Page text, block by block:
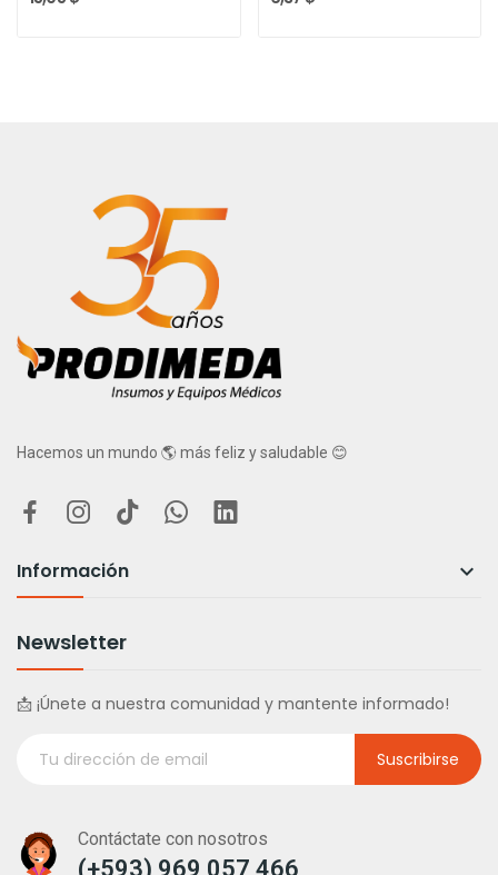
Hacemos un mundo 🌎 más feliz y saludable 😊
Información 
Newsletter
📩 ¡Únete a nuestra comunidad y mantente informado!
Suscribirse
Contáctate con nosotros
(+593) 969 057 466